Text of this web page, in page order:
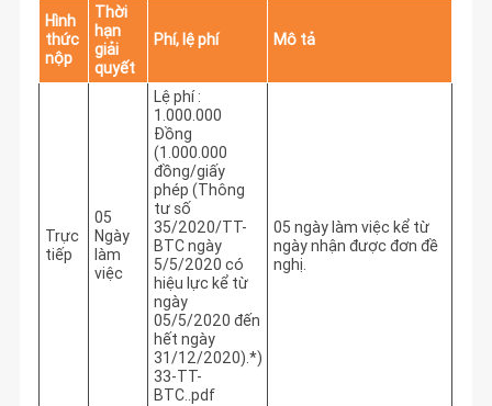
Hình
thức
nộp
Thời
hạn
giải
quyết
Phí, lệ phí Mô tả
Trực
tiếp
05
Ngày
làm
việc
Lệ phí :
1.000.000
Đồng
(1.000.000
đồng/giấy
phép (Thông
tư số
35/2020/TT-
BTC ngày
5/5/2020 có
hiệu lực kể từ
ngày
05/5/2020 đến
hết ngày
31/12/2020).*)
33-TT-
BTC..pdf
05 ngày làm việc kể từ
ngày nhận được đơn đề
nghị.